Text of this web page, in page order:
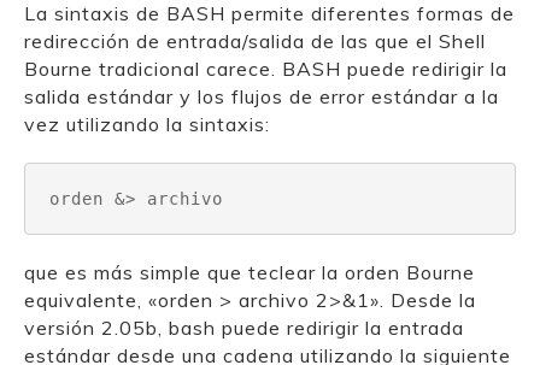
La sintaxis de BASH permite diferentes formas de
redirección de entrada/salida de las que el Shell
Bourne tradicional carece. BASH puede redirigir la
salida estándar y los flujos de error estándar a la
vez utilizando la sintaxis:
orden &> archivo
que es más simple que teclear la orden Bourne
equivalente, «orden > archivo 2>&1». Desde la
versión 2.05b, bash puede redirigir la entrada
estándar desde una cadena utilizando la siguiente